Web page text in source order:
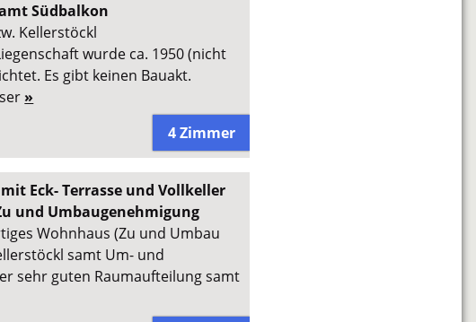
Südbalkon
Kellerstöckl
wurde ca. 1950 (nicht
Es gibt keinen Bauakt.
»
4 Zimmer
Eck- Terrasse und Vollkeller
und Umbaugenehmigung
Wohnhaus (Zu und Umbau
samt Um- und
sehr guten Raumaufteilung samt